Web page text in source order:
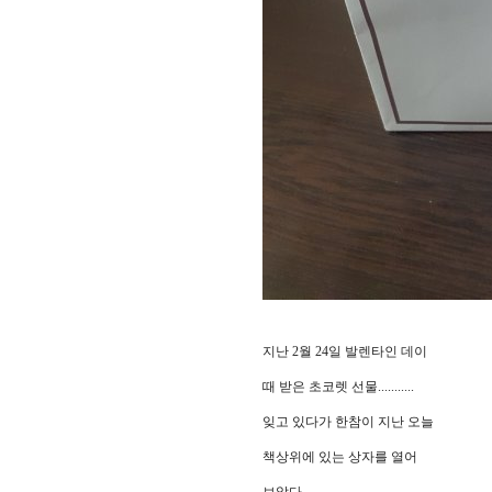
지난 2월 24일 발렌타인 데이
때 받은 초코렛 선물...........
잊고 있다가 한참이 지난 오늘
책상위에 있는 상자를 열어